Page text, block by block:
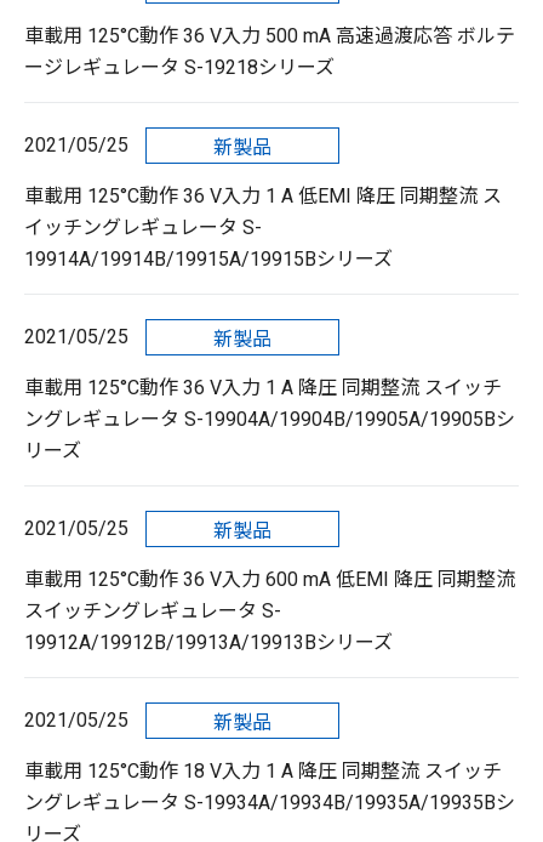
車載用 125°C動作 36 V入力 500 mA 高速過渡応答 ボルテ
ージレギュレータ S-19218シリーズ
2021/05/25 新製品
車載用 125°C動作 36 V入力 1 A 低EMI 降圧 同期整流 ス
イッチングレギュレータ S-
19914A/19914B/19915A/19915Bシリーズ
2021/05/25 新製品
車載用 125°C動作 36 V入力 1 A 降圧 同期整流 スイッチ
ングレギュレータ S-19904A/19904B/19905A/19905Bシ
リーズ
2021/05/25 新製品
車載用 125°C動作 36 V入力 600 mA 低EMI 降圧 同期整流
スイッチングレギュレータ S-
19912A/19912B/19913A/19913Bシリーズ
2021/05/25 新製品
車載用 125°C動作 18 V入力 1 A 降圧 同期整流 スイッチ
ングレギュレータ S-19934A/19934B/19935A/19935Bシ
リーズ